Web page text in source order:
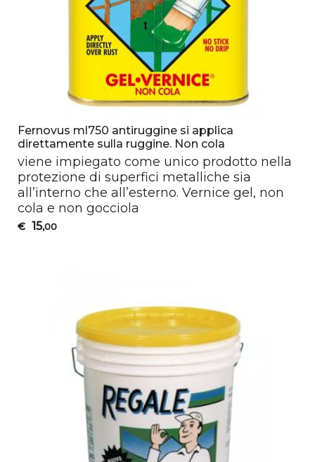
Fernovus ml750 antiruggine si applica
direttamente sulla ruggine. Non cola
viene impiegato come unico prodotto nella
protezione di superfici metalliche sia
all’interno che all’esterno. Vernice gel, non
cola e non gocciola
€ 15,00